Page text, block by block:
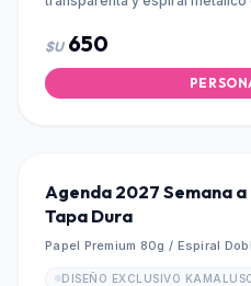
$U 650
Agenda 2027 Semana
Tapa Dura
Papel Premium 80g / Espiral
DISEÑO EXCLUSIVO